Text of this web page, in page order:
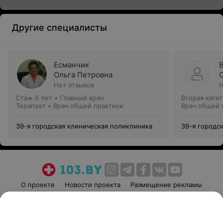
Другие специалисты
Есманчик
Ольга Петровна
Нет отзывов
Стаж 6 лет • Главный врач
Терапевт • Врач общей практики
39-я городская клиническая поликлиника
Вторая
Врач общей
39-я
О проекте Новости проекта
Размещение рекламы